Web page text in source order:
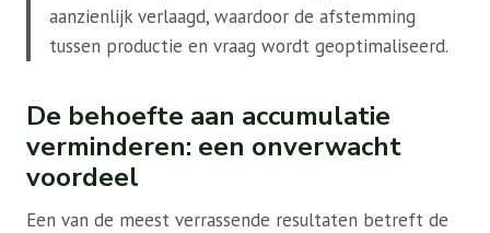
aanzienlijk verlaagd, waardoor de afstemming
tussen productie en vraag wordt geoptimaliseerd.
De behoefte aan accumulatie
verminderen: een onverwacht
voordeel
Een van de meest verrassende resultaten betreft de